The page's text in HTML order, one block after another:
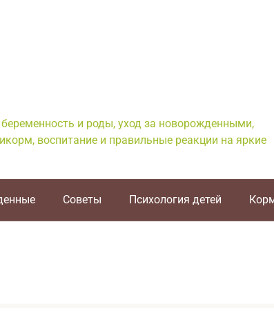
и роды, уход за новорожденными,
воспитание и правильные реакции на яркие
Советы Психология детей